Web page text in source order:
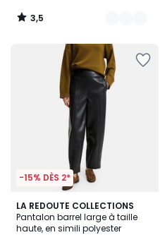
3,5
/
-15% DÈS 2*
LA REDOUTE COLLECTIONS
Pantalon barrel large à taille
haute, en simili polyester